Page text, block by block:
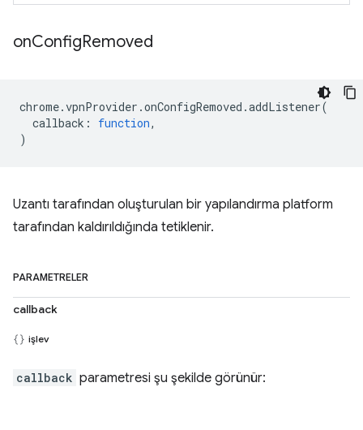
onConfigRemoved
chrome.vpnProvider .onConfigRemoved .addListener(
callback : function,
)
Uzantı tarafından oluşturulan bir yapılandırma platform
tarafından kaldırıldığında tetiklenir.
PARAMETRELER
callback
işlev
callback parametresi şu şekilde görünür: